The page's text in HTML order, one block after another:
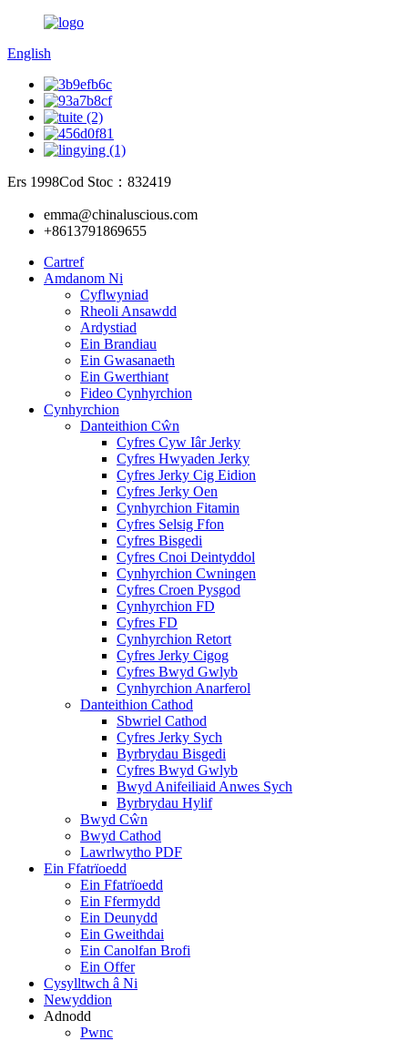
English
Ers 1998Cod Stoc：832419
emma@chinaluscious.com
+8613791869655
Cartref
Amdanom Ni
Cyflwyniad
Rheoli Ansawdd
Ardystiad
Ein Brandiau
Ein Gwasanaeth
Ein Gwerthiant
Fideo Cynhyrchion
Cynhyrchion
Danteithion Cŵn
Cyfres Cyw Iâr Jerky
Cyfres Hwyaden Jerky
Cyfres Jerky Cig Eidion
Cyfres Jerky Oen
Cynhyrchion Fitamin
Cyfres Selsig Ffon
Cyfres Bisgedi
Cyfres Cnoi Deintyddol
Cynhyrchion Cwningen
Cyfres Croen Pysgod
Cynhyrchion FD
Cyfres FD
Cynhyrchion Retort
Cyfres Jerky Cigog
Cyfres Bwyd Gwlyb
Cynhyrchion Anarferol
Danteithion Cathod
Sbwriel Cathod
Cyfres Jerky Sych
Byrbrydau Bisgedi
Cyfres Bwyd Gwlyb
Bwyd Anifeiliaid Anwes Sych
Byrbrydau Hylif
Bwyd Cŵn
Bwyd Cathod
Lawrlwytho PDF
Ein Ffatrïoedd
Ein Ffatrïoedd
Ein Ffermydd
Ein Deunydd
Ein Gweithdai
Ein Canolfan Brofi
Ein Offer
Cysylltwch â Ni
Newyddion
Adnodd
Pwnc